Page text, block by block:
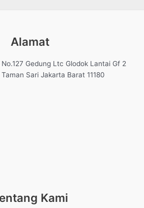
Alamat
Gedung Ltc Glodok Lantai Gf 2
Taman Sari Jakarta Barat 11180
Kami